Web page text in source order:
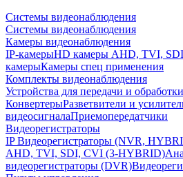
Системы видеонаблюдения
Системы видеонаблюдения
Камеры видеонаблюдения
IP-камерыHD камеры AHD, TVI,
камерыКамеры спец применения
Комплекты видеонаблюдения
Устройства для передачи и
КонвертерыРазветвители и
видеосигналаПриемопередатчики
Видеорегистраторы
IP Видеорегистраторы (NVR,
AHD, TVI, SDI, CVI (3-HYBRID)
видеорегистраторы (DVR)